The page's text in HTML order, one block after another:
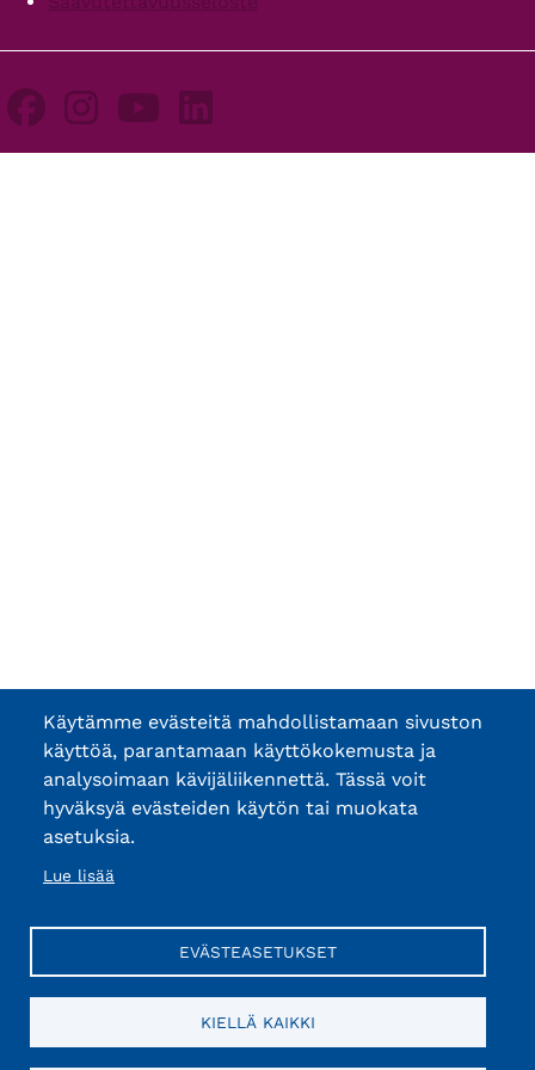
Käytämme evästeitä mahdollistamaan sivuston
käyttöä, parantamaan käyttökokemusta ja
analysoimaan kävijäliikennettä. Tässä voit
hyväksyä evästeiden käytön tai muokata
asetuksia.
Lue lisää
EVÄSTEASETUKSET
KIELLÄ KAIKKI